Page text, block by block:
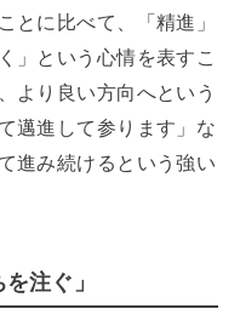
とに比べて、「精進」
」という心情を表すこ
より良い方向へという
邁進して参ります」な
進み続けるという強い
注ぐ」